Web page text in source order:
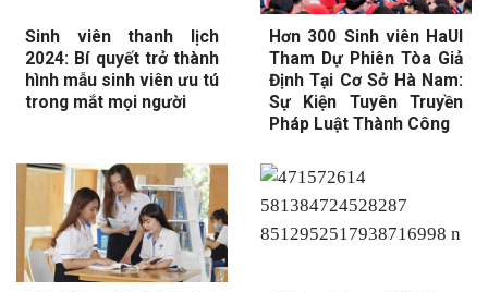
Sinh viên thanh lịch
2024: Bí quyết trở thành
hình mẫu sinh viên ưu tú
trong mắt mọi người
Hơn 300 Sinh viên HaUI
Tham Dự Phiên Tòa Giả
Định Tại Cơ Sở Hà Nam:
Sự Kiện Tuyên Truyền
Pháp Luật Thành Công